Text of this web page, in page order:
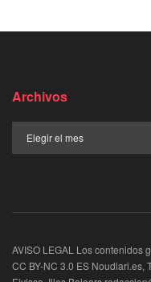
Archivos
AVISO LEGAL Los contenidos
CC BY-NC 3.0 ES Noudiari.es,